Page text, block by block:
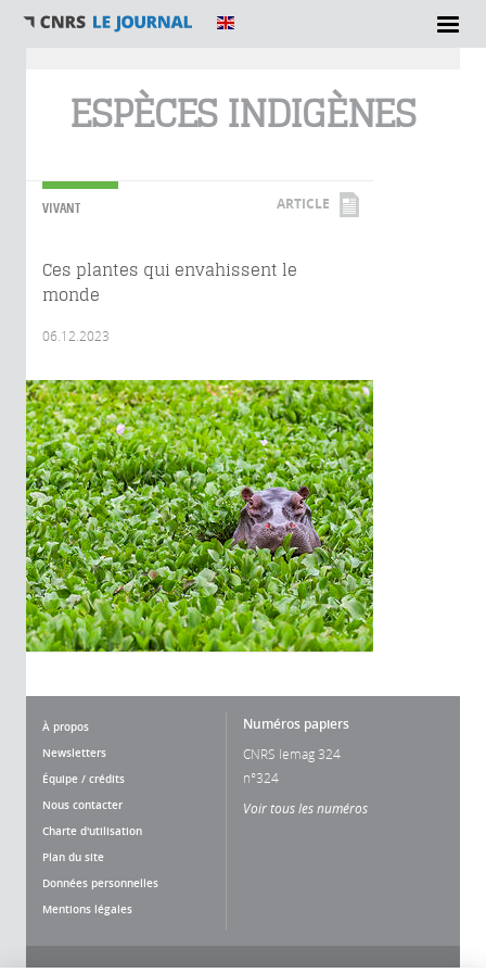
ESPÈCES INDIGÈNES
VIVANT ARTICLE
Ces plantes qui envahissent le
monde
06.12.2023
À propos
Newsletters
Équipe / crédits
Nous contacter
Charte d'utilisation
Plan du site
Données personnelles
Mentions légales
Numéros papiers
CNRS lemag 324
n°324
Voir tous les numéros